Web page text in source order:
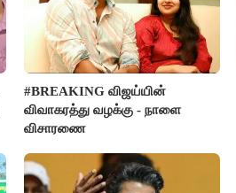
#BREAKING விஜய்யின்
விவாகரத்து வழக்கு - நாளை
விசாரணை